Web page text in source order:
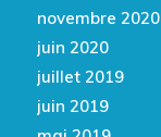
novembre 2020
juin 2020
juillet 2019
juin 2019